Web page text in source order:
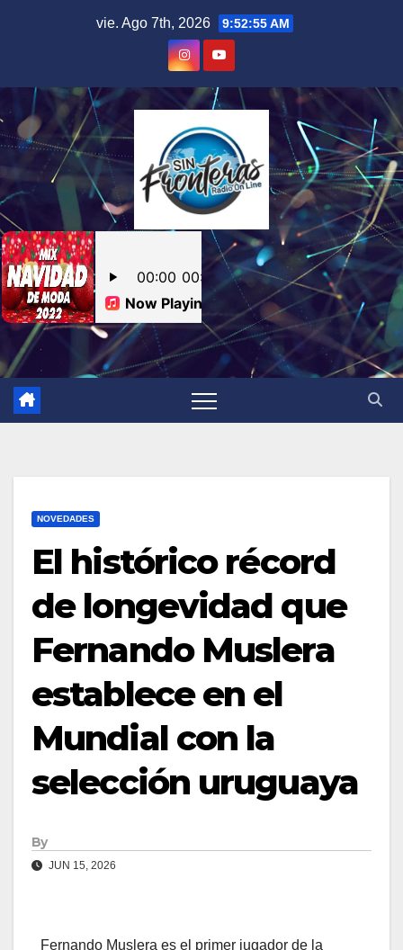
vie. Ago 7th, 2026 9:52:56 AM
NOVEDADES
El histórico récord
de longevidad que
Fernando Muslera
establece en el
Mundial con la
selección uruguaya
By
JUN 15, 2026
Fernando Muslera es el primer jugador de la